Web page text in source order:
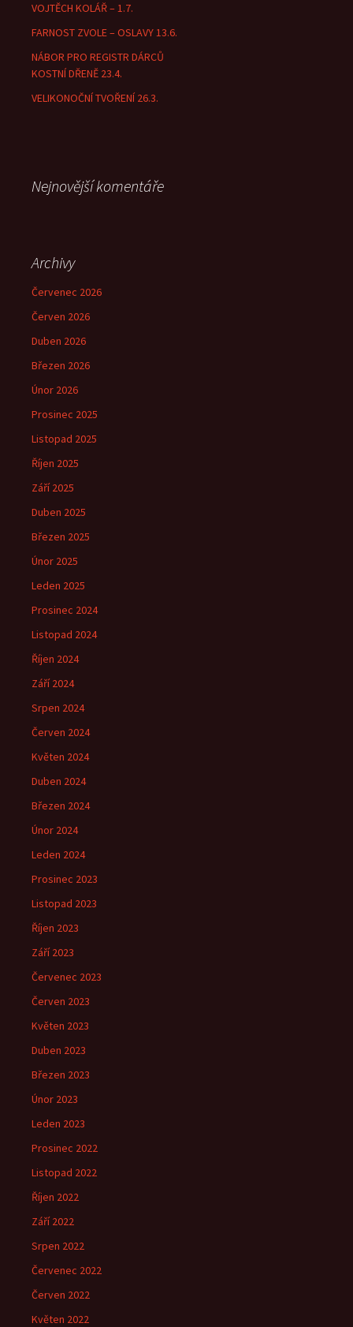
n
í
VOJTĚCH KOLÁŘ – 1.7.
FARNOST ZVOLE – OSLAVY 13.6.
NÁBOR PRO REGISTR DÁRCŮ
KOSTNÍ DŘENĚ 23.4.
VELIKONOČNÍ TVOŘENÍ 26.3.
Nejnovější komentáře
Archivy
Červenec 2026
Červen 2026
Duben 2026
Březen 2026
Únor 2026
Prosinec 2025
Listopad 2025
Říjen 2025
Září 2025
Duben 2025
Březen 2025
Únor 2025
Leden 2025
Prosinec 2024
Listopad 2024
Říjen 2024
Září 2024
Srpen 2024
Červen 2024
Květen 2024
Duben 2024
Březen 2024
Únor 2024
Leden 2024
Prosinec 2023
Listopad 2023
Říjen 2023
Září 2023
Červenec 2023
Červen 2023
Květen 2023
Duben 2023
Březen 2023
Únor 2023
Leden 2023
Prosinec 2022
Listopad 2022
Říjen 2022
Září 2022
Srpen 2022
Červenec 2022
Červen 2022
Květen 2022